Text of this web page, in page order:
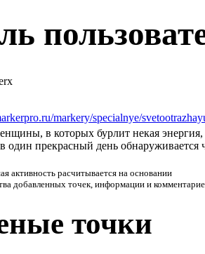
markery/specialnye/
в которых бурлит некая
один прекрасный день
активность расчитывается на основании
добавленных точек, информации и
точки